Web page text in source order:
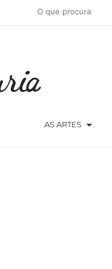
AS ARTES arrow_drop_down